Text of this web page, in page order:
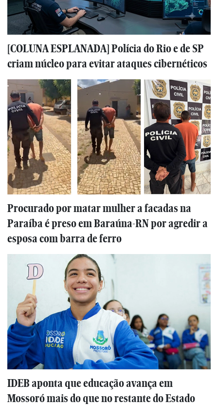
[COLUNA ESPLANADA] Polícia do Rio e de SP
criam núcleo para evitar ataques cibernéticos
Procurado por matar mulher a facadas na
Paraíba é preso em Baraúna-RN por agredir a
esposa com barra de ferro
IDEB aponta que educação avança em
Mossoró mais do que no restante do Estado